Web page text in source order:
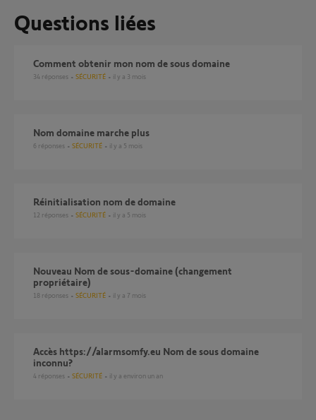
Questions liées
Comment obtenir mon nom de sous domaine
34 réponses SÉCURITÉ il y a 3 mois
Nom domaine marche plus
6 réponses SÉCURITÉ il y a 5 mois
réinitialisation nom de domaine
12 réponses SÉCURITÉ il y a 5 mois
Nouveau Nom de sous-domaine (changement
propriétaire)
18 réponses SÉCURITÉ il y a 7 mois
Accès https://alarmsomfy.eu Nom de sous domaine
inconnu?
4 réponses SÉCURITÉ il y a environ un an